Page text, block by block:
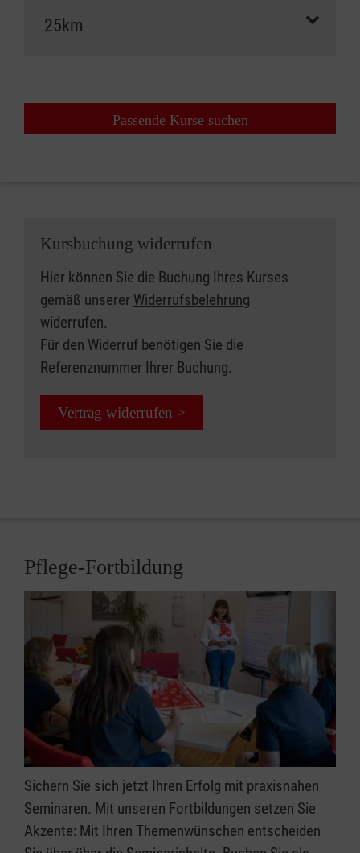
Passende Kurse suchen
Kursbuchung widerrufen
Hier können Sie die Buchung Ihres Kurses
gemäß unserer Widerrufsbelehrung
widerrufen.
Für den Widerruf benötigen Sie die
Referenznummer Ihrer Buchung.
Vertrag widerrufen >
Pflege-Fortbildung
Sichern Sie sich jetzt Ihren Erfolg mit praxisnahen
Seminaren. Mit unseren Fortbildungen setzen Sie
Akzente: Mit Ihren Themenwünschen entscheiden